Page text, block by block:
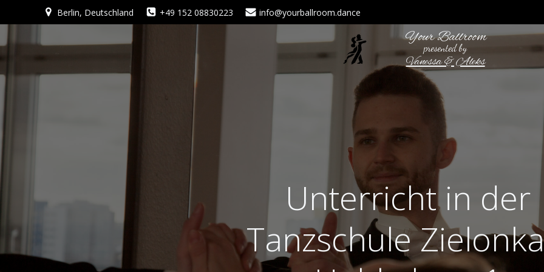
Inhalt
springen
Berlin, Deutschland +49 152 08830223 info@yourballroom.dance
Your Ballroom
presented by
Vanessa & Aleks
Unterricht in der
Tanzschule